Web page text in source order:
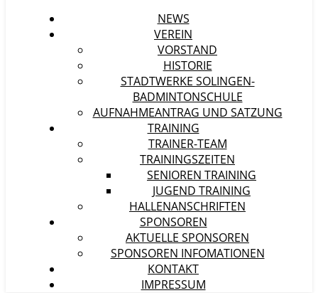
NEWS
VEREIN
VORSTAND
HISTORIE
STADTWERKE SOLINGEN-
BADMINTONSCHULE
AUFNAHMEANTRAG UND SATZUNG
TRAINING
TRAINER-TEAM
TRAININGSZEITEN
SENIOREN TRAINING
JUGEND TRAINING
HALLENANSCHRIFTEN
SPONSOREN
AKTUELLE SPONSOREN
SPONSOREN INFOMATIONEN
KONTAKT
IMPRESSUM